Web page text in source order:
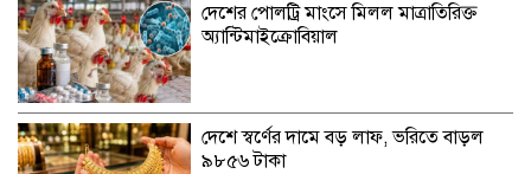
দেশের পোলট্রি মাংসে মিলল মাত্রাতিরিক্ত
অ্যান্টিমাইক্রোবিয়াল
দেশে স্বর্ণের দামে বড় লাফ, ভরিতে বাড়ল
৯৮৫৬ টাকা